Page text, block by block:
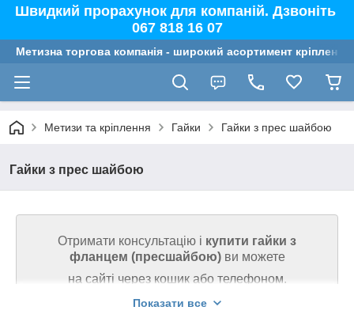
Швидкий прорахунок для компаній. Дзвоніть
067 818 16 07
Метизна торгова компанія - широкий асортимент
Метизи та кріплення Гайки Гайки з прес шайбою
Гайки з прес шайбою
Отримати консультацію і купити гайки з
фланцем (пресшайбою) ви можете
на сайті через кошик або телефоном.
Показати все